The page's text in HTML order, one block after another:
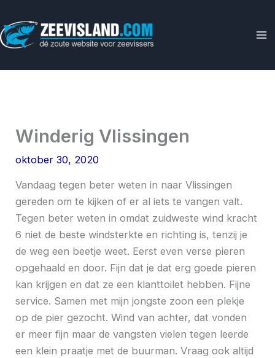
naar
de
Winderig Vlissingen
oktober 30, 2020
Vandaag tegen beter weten in naar Vlissingen
gereden om te kijken of er al iets te vangen valt.
Tegen beter weten in omdat zuidweste wind kracht
6 niet de beste windsterkte en richting is, tenzij je
de weg een beetje weet. Eerst even verse pieren
opgehaald en door. Fijn dat je dat erg goede pieren
kan krijgen en dat ze een klanttoilet hebben. Fijne
service. Samen met mijn jongste zoon een plekje
op de pier gezocht. Wind van achter, dat vonden
er meer fijn maar de vangsten vielen tegen leerde
een klein praatje met de buurman. Vraag ook altijd